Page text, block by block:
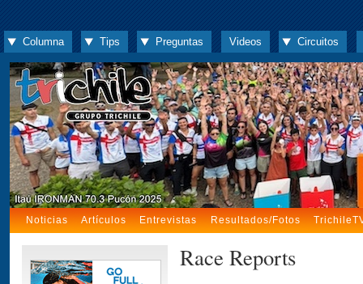
Columna Tips Preguntas Videos Circuitos
Noticias Artículos Entrevistas Resultados/Fotos
Race Reports